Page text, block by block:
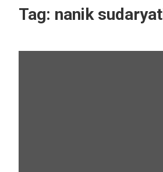
Tag: nanik